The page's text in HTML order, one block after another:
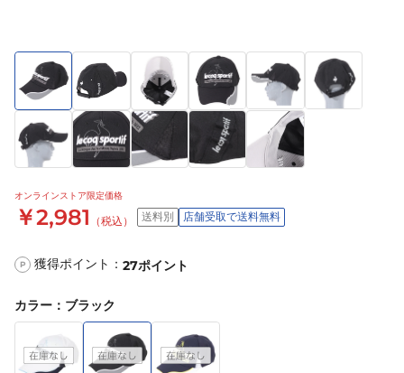
オンラインストア限定価格
￥2,981 （税込） 送料別 店舗受取で送料無料
P 獲得ポイント： 27ポイント
カラー ： ブラック